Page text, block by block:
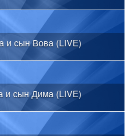
и сын Вова (LIVE)
и сын Дима (LIVE)